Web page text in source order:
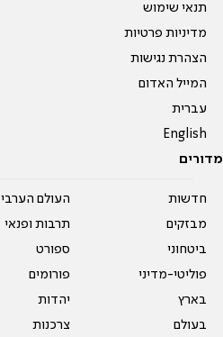
תנאי שימוש
מדיניות פרטיות
הצהרת נגישות
המייל האדום
עברית
English
מדורים
חדשות
מבזקים
ביטחוני
פוליטי-מדיני
בארץ
בעולם
העולם הערבי
תרבות ופנאי
ספורט
פורומים
יהדות
צרכנות